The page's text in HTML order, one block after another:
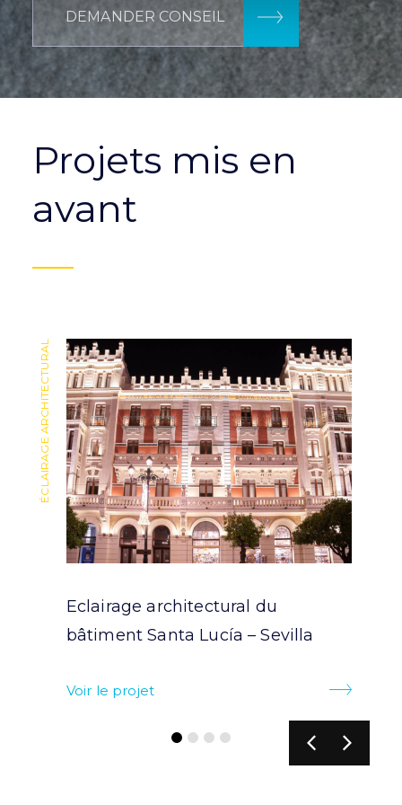
DEMANDER CONSEIL
Projets mis en
avant
ÉCLAIRAGE ARCHITECTURAL
Eclairage architectural du
bâtiment Santa Lucía – Sevilla
Voir le projet